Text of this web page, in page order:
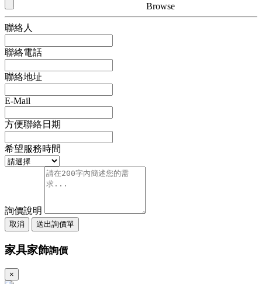
Browse
聯絡人
聯絡電話
聯絡地址
E-Mail
方便聯絡日期
希望服務時間
詢價說明
取消 送出詢價單
家具家飾詢價
×